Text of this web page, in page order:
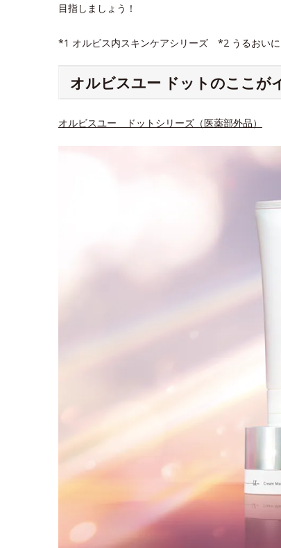
目指しましょう！
*1 オルビス内スキンケアシリーズ *2 うるおい
オルビスユー ドットのここが
オルビスユー ドットシリーズ（医薬部外品）